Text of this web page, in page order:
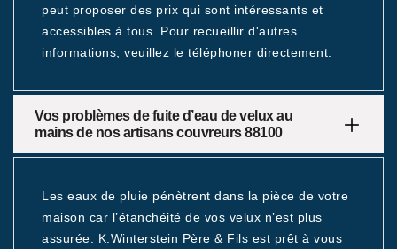
peut proposer des prix qui sont intéressants et
accessibles à tous. Pour recueillir d'autres
informations, veuillez le téléphoner directement.
Vos problèmes de fuite d’eau de velux au
mains de nos artisans couvreurs 88100
Les eaux de pluie pénètrent dans la pièce de votre
maison car l’étanchéité de vos velux n’est plus
assurée. K.Winterstein Père & Fils est prêt à vous